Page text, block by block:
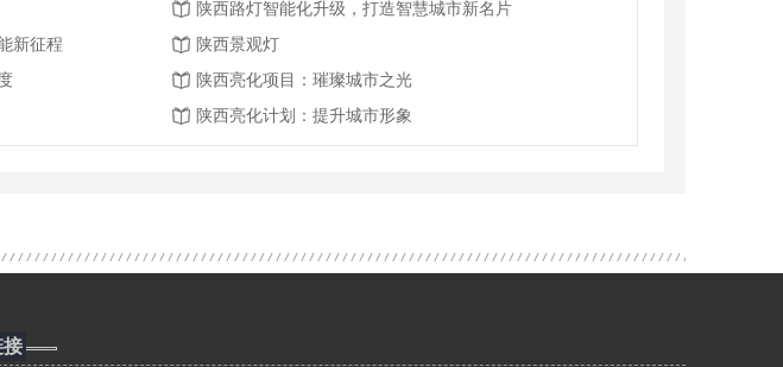
陕西路灯智能化升级，打造智慧城市新名片
新征程
陕西景观灯
陕西亮化项目：璀璨城市之光
陕西亮化计划：提升城市形象
接